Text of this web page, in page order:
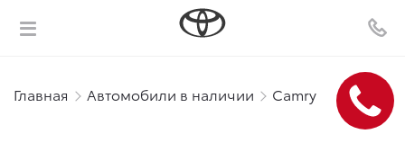
Главная Автомобили в наличии Camry